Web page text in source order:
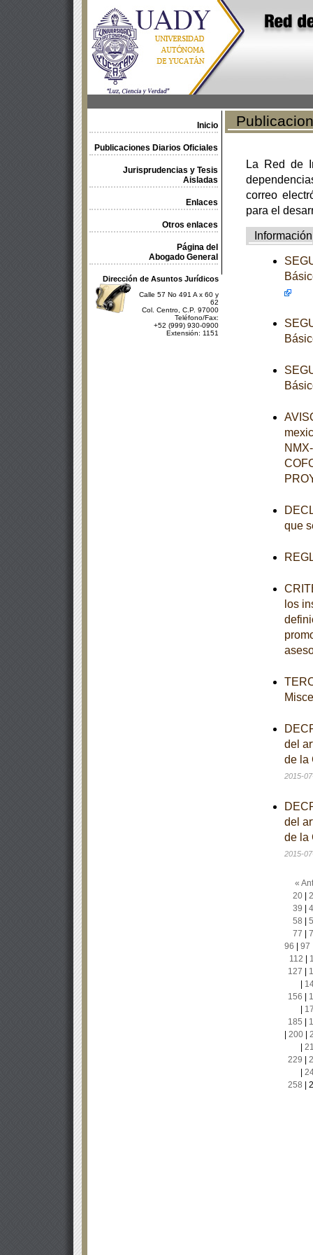
Inicio
Publicaciones Diarios Oficiales
Jurisprudencias y Tesis
Aisladas
Enlaces
Otros enlaces
Página del
Abogado General
Dirección de Asuntos Jurídicos
Calle 57 No 491 A x 60 y
62
Col. Centro, C.P. 97000
Teléfono/Fax:
+52 (999) 930-0900
Extensión: 1151
La Red de
correo
para el
Información
que
los
del
de la
2015-
del
de la
2015-
«
20|
39
58
77
96
97
112
127
156
185
200|
229
258